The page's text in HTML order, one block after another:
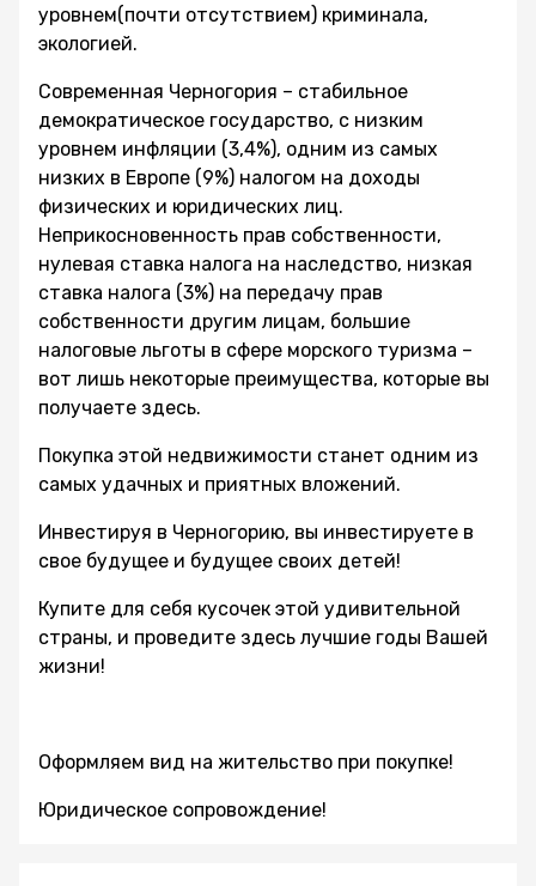
уровнем(почти отсутствием) криминала,
экологией.
Современная Черногория – стабильное
демократическое государство, с низким
уровнем инфляции (3,4%), одним из самых
низких в Европе (9%) налогом на доходы
физических и юридических лиц.
Неприкосновенность прав собственности,
нулевая ставка налога на наследство, низкая
ставка налога (3%) на передачу прав
собственности другим лицам, большие
налоговые льготы в сфере морского туризма –
вот лишь некоторые преимущества, которые вы
получаете здесь.
Покупка этой недвижимости станет одним из
самых удачных и приятных вложений.
Инвестируя в Черногорию, вы инвестируете в
свое будущее и будущее своих детей!
Купите для себя кусочек этой удивительной
страны, и проведите здесь лучшие годы Вашей
жизни!
Оформляем вид на жительство при покупке!
Юридическое сопровождение!